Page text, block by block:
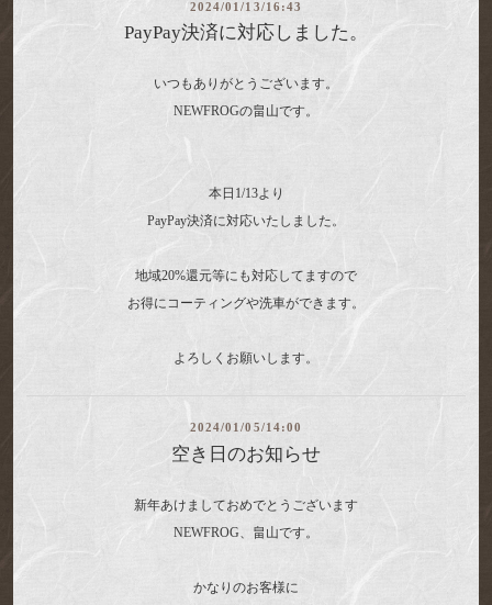
2024/01/13/16:43
PayPay決済に対応しました。
いつもありがとうございます。
NEWFROGの畠山です。
本日1/13より
PayPay決済に対応いたしました。
地域20%還元等にも対応してますので
お得にコーティングや洗車ができます。
よろしくお願いします。
2024/01/05/14:00
空き日のお知らせ
新年あけましておめでとうございます
NEWFROG、畠山です。
かなりのお客様に